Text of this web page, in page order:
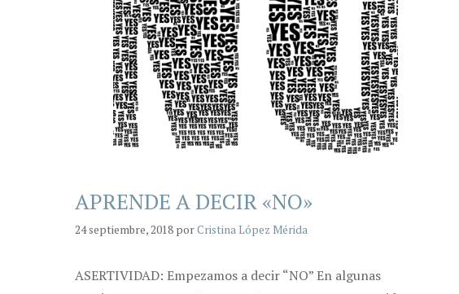
APRENDE A DECIR «NO»
24 septiembre, 2018 porCristina López Mérida
ASERTIVIDAD: Empezamos a decir “NO” En algunas